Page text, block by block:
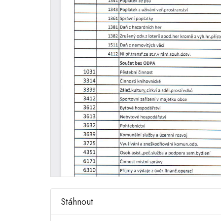
Stáhnout